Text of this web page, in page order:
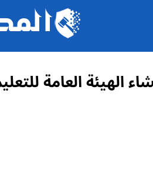
1982 في شأن إنشاء الهيئة